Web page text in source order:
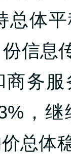
总体
信息
商务
，继
总体